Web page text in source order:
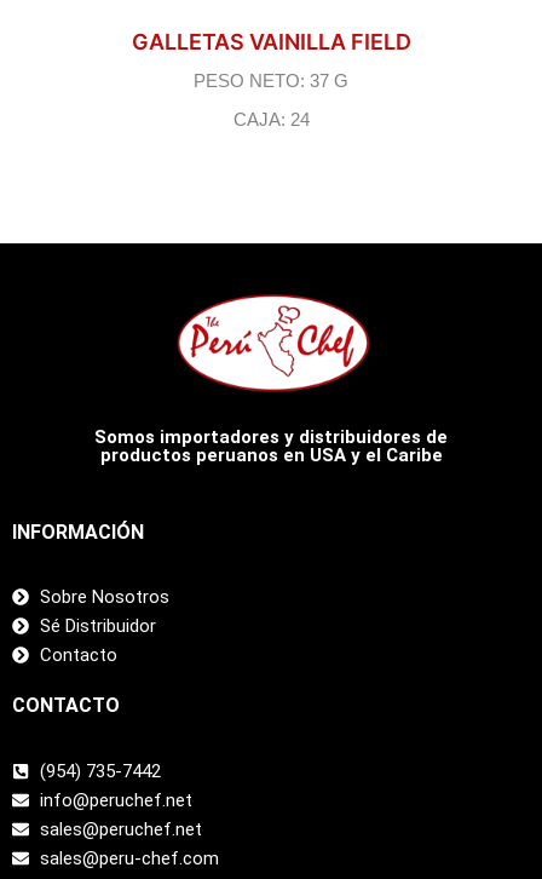
GALLETAS VAINILLA FIELD
PESO NETO: 37 G
CAJA: 24
Somos importadores y distribuidores de
productos peruanos en USA y el Caribe
INFORMACIÓN
Sobre Nosotros
Sé Distribuidor
Contacto
CONTACTO
(954) 735-7442
info@peruchef.net
sales@peruchef.net
sales@peru-chef.com